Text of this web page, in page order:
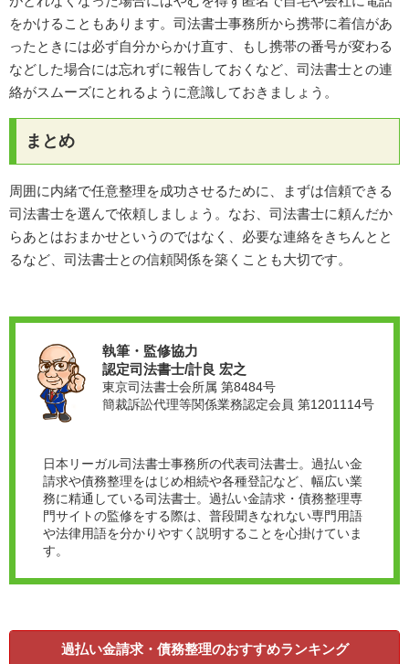
をかけることもあります。司法書士事務所から携帯に着信があ
ったときには必ず自分からかけ直す、もし携帯の番号が変わる
などした場合には忘れずに報告しておくなど、司法書士との連
絡がスムーズにとれるように意識しておきましょう。
まとめ
周囲に内緒で任意整理を成功させるために、まずは信頼できる
司法書士を選んで依頼しましょう。なお、司法書士に頼んだか
らあとはおまかせというのではなく、必要な連絡をきちんとと
るなど、司法書士との信頼関係を築くことも大切です。
執筆・監修協力
認定司法書士/計良 宏之
東京司法書士会所属 第8484号
簡裁訴訟代理等関係業務認定会員 第1201114号
日本リーガル司法書士事務所の代表司法書士。過払い金
請求や債務整理をはじめ相続や各種登記など、幅広い業
務に精通している司法書士。過払い金請求・債務整理専
門サイトの監修をする際は、普段聞きなれない専門用語
や法律用語を分かりやすく説明することを心掛けていま
す。
過払い金請求・債務整理のおすすめランキング